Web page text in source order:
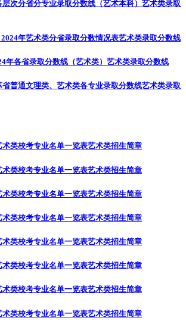
次分省分专业录取分数线（艺术本科） 艺术类录取
年艺术类分省录取分数情况表艺术类录取分数线
年各省录取分数线（艺术类） 艺术类录取分数线
普通文理类、艺术类各专业录取分数线艺术类录取
类校考专业名单一览表艺术类招生简章
类校考专业名单一览表艺术类招生简章
类校考专业名单一览表艺术类招生简章
类校考专业名单一览表艺术类招生简章
类校考专业名单一览表艺术类招生简章
类校考专业名单一览表艺术类招生简章
类校考专业名单一览表艺术类招生简章
类校考专业名单一览表艺术类招生简章